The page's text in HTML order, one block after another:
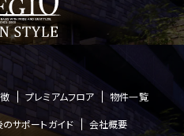
プレミアムフロア 物件一覧
サポートガイド 会社概要